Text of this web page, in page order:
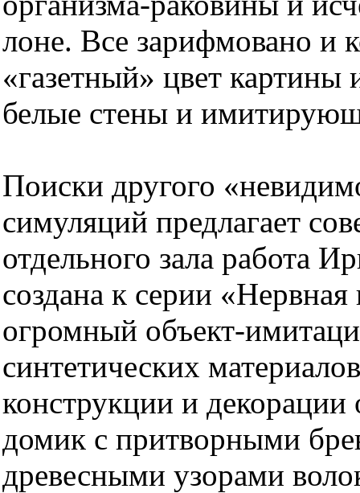
лоне. Все зарифмовано и
«газетный» цвет
белые стены и
Поиски другого
симуляций предлагает
отдельного зала работа
создана к серии
огромный объект-
синтетических
конструкции и
домик с притворными
древесными узорами